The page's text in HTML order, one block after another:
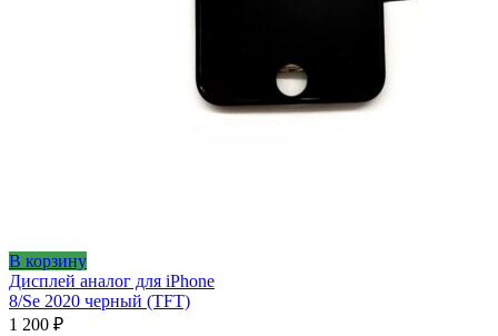
В корзину
Дисплей аналог для iPhone
8/Se 2020 черный (TFT)
1 200 ₽